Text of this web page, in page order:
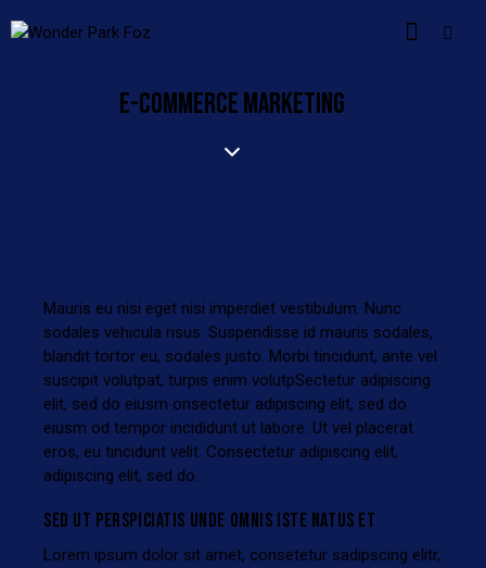
E-COMMERCE MARKETING
Mauris eu nisi eget nisi imperdiet vestibulum. Nunc
sodales vehicula risus. Suspendisse id mauris sodales,
blandit tortor eu, sodales justo. Morbi tincidunt, ante vel
suscipit volutpat, turpis enim volutpSectetur adipiscing
elit, sed do eiusm onsectetur adipiscing elit, sed do
eiusm od tempor incididunt ut labore. Ut vel placerat
eros, eu tincidunt velit. Consectetur adipiscing elit,
adipiscing elit, sed do.
SED UT PERSPICIATIS UNDE OMNIS ISTE NATUS ET
Lorem ipsum dolor sit amet, consetetur sadipscing elitr,